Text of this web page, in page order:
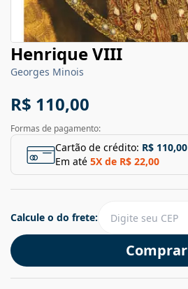
Henrique VIII
Georges Minois
R$ 110,00
Formas de pagamento:
Cartão de crédito: R$ 110,00
Em até 5X de R$ 22,00
Comprar
Calcule o do frete: